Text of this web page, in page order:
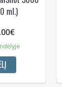
ml.)